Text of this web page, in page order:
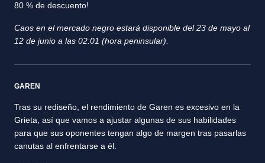
80 % de descuento!
Caos en el mercado negro estará disponible del 23 de mayo al
12 de junio a las 02:01 (hora peninsular).
GAREN
Tras su rediseño, el rendimiento de Garen es excesivo en la
Grieta, así que vamos a ajustar algunas de sus habilidades
para que sus oponentes tengan algo de margen tras pasarlas
canutas al enfrentarse a él.